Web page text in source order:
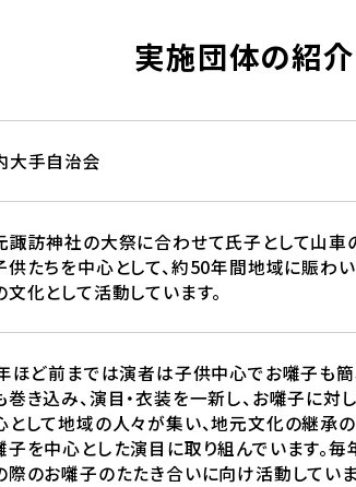
実施団体の紹介
大手自治会
諏訪神社の大祭に合わせて氏子として山車
供たちを中心として、約50年間地域に賑わ
文化として活動しています。
ほど前までは演者は子供中心でお囃子も
巻き込み、演目・衣装を一新し、お囃子に対
として地域の人々が集い、地元文化の継承
子を中心とした演目に取り組んでいます。
際のお囃子のたたき合いに向け活動していま